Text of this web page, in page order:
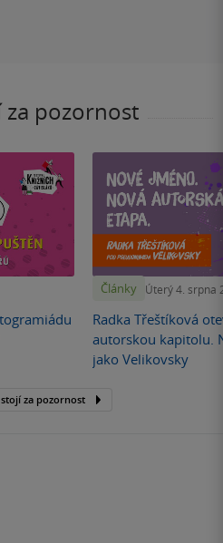
za pozornost
Články Úterý 4. srpna
Radka Třeštíková
autorskou kapitolu.
jako Velikovsky
za pozornost